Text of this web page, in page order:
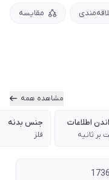
مقایسه
مشاهده همه
اطلاعات جنس بدنه
فلز